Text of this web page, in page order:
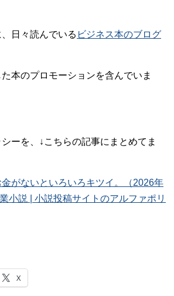
日々読んでいる ビジネス本のブログ
本のプロモーションを含んでいま
ーを、↓こちらの記事にまとめてま
がないといろいろキツイ。（2026年
小説 | 小説投稿サイトのアルファポリ
X